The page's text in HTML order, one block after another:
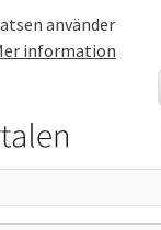
använder
information